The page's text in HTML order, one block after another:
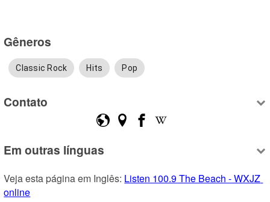
Gêneros
Classic Rock Hits Pop
Contato
Em outras línguas
Veja esta página em Inglês: Listen 100.9 The Beach - WXJZ
online